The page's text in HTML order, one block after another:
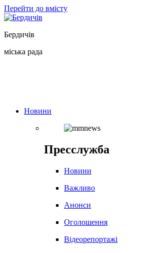
Перейти до вмісту
Бердичів
міська рада
Новини
Пресслужба
Новини
Важливо
Анонси
Оголошення
Відеорепортажі